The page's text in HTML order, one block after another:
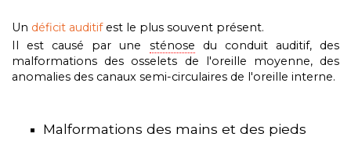
Un déficit auditifest le plus souvent présent.
Il est causé par une sténose du conduit auditif, des
malformations des osselets de l'oreille moyenne, des
anomalies des canaux semi-circulaires de l'oreille interne.
Malformations des mains et des pieds